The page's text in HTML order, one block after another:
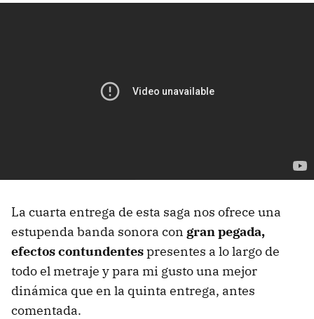
La cuarta entrega de esta saga nos ofrece una
estupenda banda sonora con gran pegada,
efectos contundentespresentes a lo largo de
todo el metraje y para mi gusto una mejor
dinámica que en la quinta entrega, antes
comentada.